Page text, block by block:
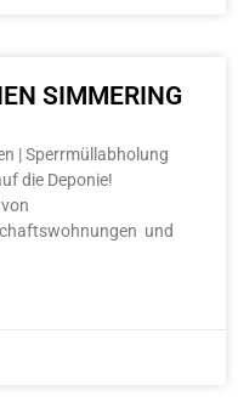
SIMMERING
| Sperrmüllabholung
die Deponie!
und